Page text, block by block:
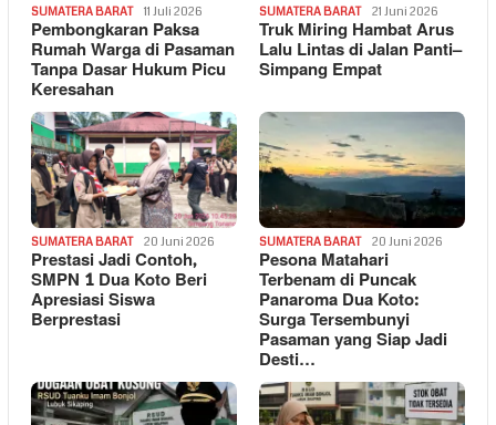
SUMATERA BARAT 11 Juli 2026
Pembongkaran Paksa
Rumah Warga di Pasaman
Tanpa Dasar Hukum Picu
Keresahan
SUMATERA BARAT 21 Juni 2026
Truk Miring Hambat Arus
Lalu Lintas di Jalan Panti–
Simpang Empat
SUMATERA BARAT 20 Juni 2026
Prestasi Jadi Contoh,
SMPN 1 Dua Koto Beri
Apresiasi Siswa
Berprestasi
SUMATERA BARAT 20 Juni 2026
Pesona Matahari
Terbenam di Puncak
Panaroma Dua Koto:
Surga Tersembunyi
Pasaman yang Siap Jadi
Desti…